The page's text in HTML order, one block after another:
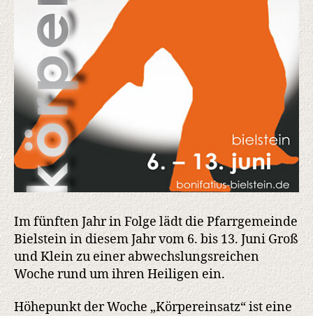
Im fünften Jahr in Folge lädt die Pfarrgemeinde
Bielstein in diesem Jahr vom 6. bis 13. Juni Groß
und Klein zu einer abwechslungsreichen
Woche rund um ihren Heiligen ein.
Höhepunkt der Woche „Körpereinsatz“ ist eine